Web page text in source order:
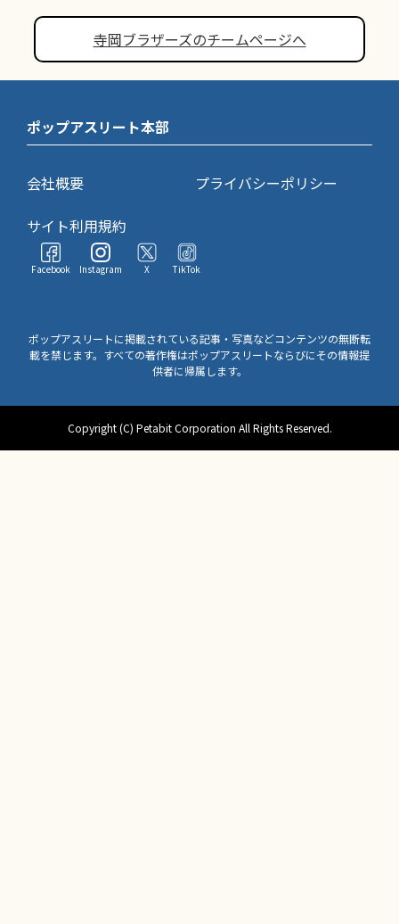
寺岡ブラザーズのチームページへ
ポップアスリート本部
会社概要
プライバシーポリシー
サイト利用規約
Facebook Instagram X TikTok
ポップアスリートに掲載されている記事・写真などコンテンツの無断転
載を禁じます。すべての著作権はポップアスリートならびにその情報提
供者に帰属します。
Copyright (C) Petabit Corporation All Rights Reserved.